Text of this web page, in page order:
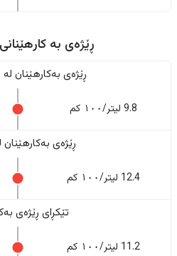
ڕێژەى به
ڕێژەى بەکارهێنان
9.8 لیتر/١٠٠ کم
ڕێژەى بەکارهێنان
12.4 لیتر/١٠٠ کم
تێکڕای ڕێژەى
11.2 لیتر/١٠٠ کم